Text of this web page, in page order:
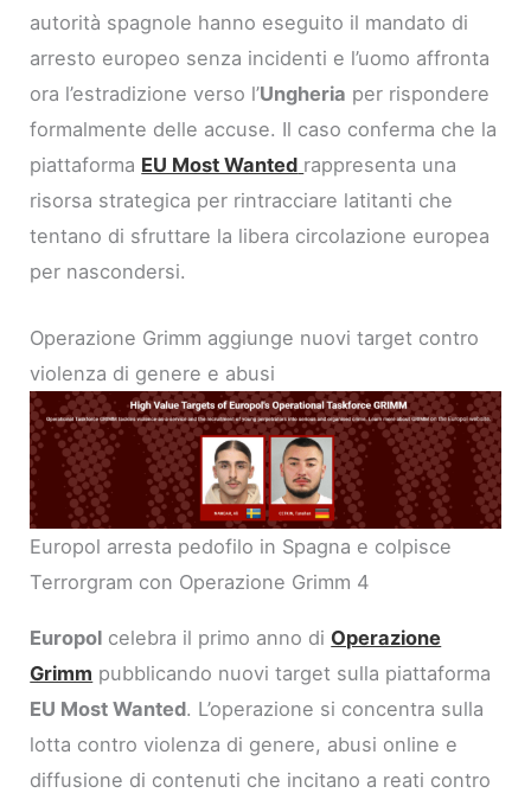
autorità spagnole hanno eseguito il mandato di
arresto europeo senza incidenti e l’uomo affronta
ora l’estradizione verso l’Ungheria per rispondere
formalmente delle accuse. Il caso conferma che la
piattaforma EU Most Wanted rappresenta una
risorsa strategica per rintracciare latitanti che
tentano di sfruttare la libera circolazione europea
per nascondersi.
Operazione Grimm aggiunge nuovi target contro
violenza di genere e abusi
Europol arresta pedofilo in Spagna e colpisce
Terrorgram con Operazione Grimm 4
Europol celebra il primo anno di Operazione
Grimm pubblicando nuovi target sulla piattaforma
EU Most Wanted. L’operazione si concentra sulla
lotta contro violenza di genere, abusi online e
diffusione di contenuti che incitano a reati contro